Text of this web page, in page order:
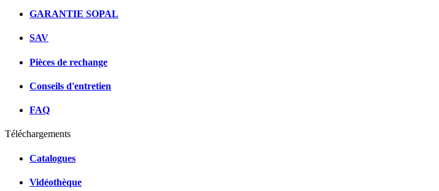
GARANTIE SOPAL
SAV
Pièces de rechange
Conseils d'entretien
FAQ
Téléchargements
Catalogues
Vidéothèque